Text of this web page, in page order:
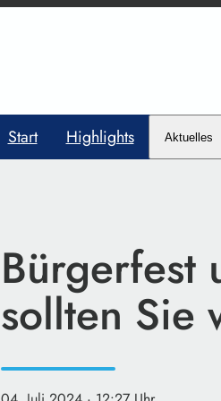
Start Highlights Aktuelles
Bürgerfest
sollten Sie